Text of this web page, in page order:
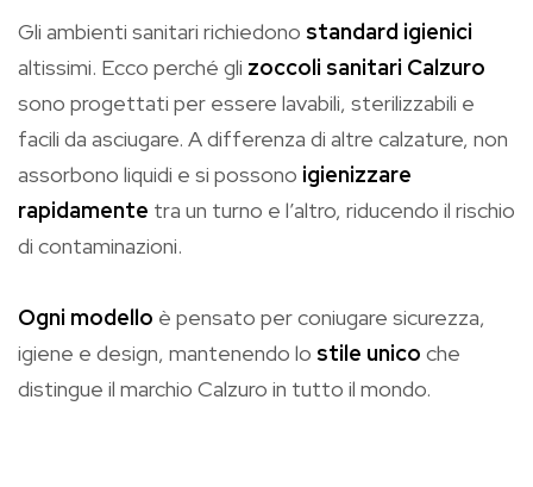
Gli ambienti sanitari richiedono standard igienici
altissimi. Ecco perché gli zoccoli sanitari Calzuro
sono progettati per essere lavabili, sterilizzabili e
facili da asciugare. A differenza di altre calzature, non
assorbono liquidi e si possono igienizzare
rapidamente tra un turno e l’altro, riducendo il rischio
di contaminazioni.
Ogni modello è pensato per coniugare sicurezza,
igiene e design, mantenendo lo stile unico che
distingue il marchio Calzuro in tutto il mondo.